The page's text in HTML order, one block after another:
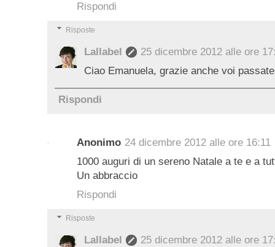
Rispondi
Risposte
Lallabel
25 dicembre 2012 alle ore
Ciao Emanuela, grazie anche voi
Rispondi
Anonimo 24 dicembre 2012 alle ore 16:11
1000 auguri di un sereno Natale a te e a
Un abbraccio
Rispondi
Risposte
Lallabel
25 dicembre 2012 alle ore